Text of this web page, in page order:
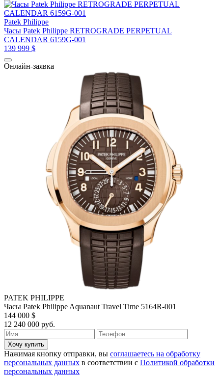
Patek Philippe
Часы Patek Philippe RETROGRADE PERPETUAL
CALENDAR 6159G-001
139 999 $
Онлайн-заявка
PATEK PHILIPPE
Часы Patek Philippe Aquanaut Travel Time 5164R-001
144 000 $
12 240 000 руб.
Хочу купить
Нажимая кнопку отправки, вы соглашаетесь на обработку
персональных данных в соответствии с Политикой обработки
персональных данных